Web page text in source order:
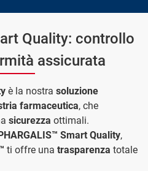
Quality: controllo
assicurata
è la nostra soluzione
farmaceutica, che
sicurezza ottimali.
Smart Quality,
ti offre una trasparenza totale